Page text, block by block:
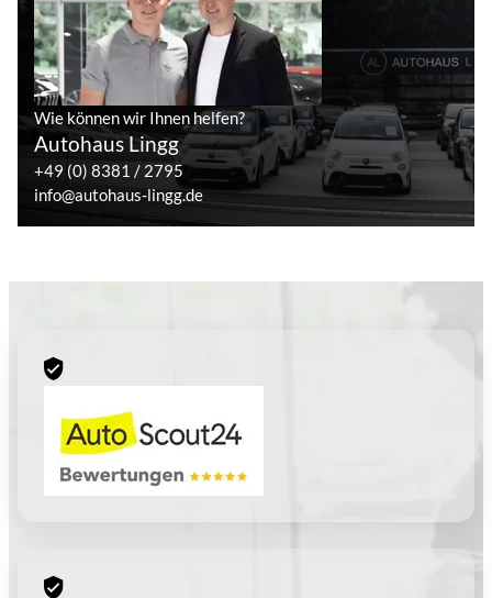
Wie können wir Ihnen helfen?
Autohaus Lingg
+49 (0) 8381 / 2795
info@autohaus-lingg.de